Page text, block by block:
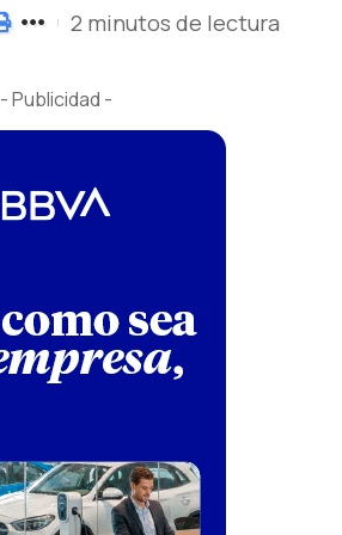
2 minutos de lectura
- Publicidad -